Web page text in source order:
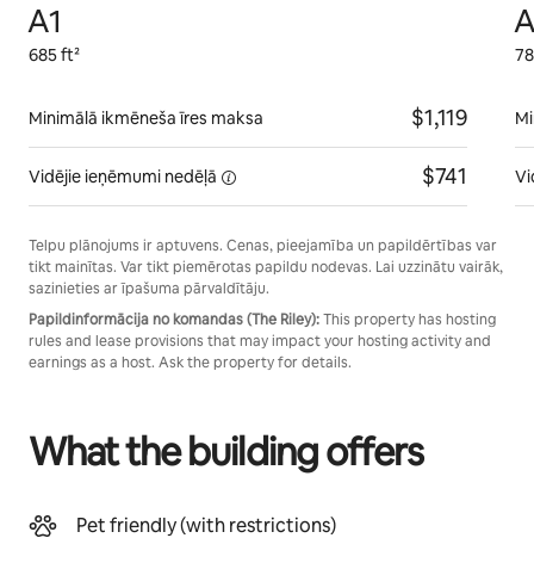
A1
685 ft²
Minimālā ikmēneša īres maksa $1,119
Vidējie ieņēmumi nedēļā $741
Telpu plānojums ir aptuvens. Cenas, pieejamība un papildērtības var
tikt mainītas. Var tikt piemērotas papildu nodevas. Lai uzzinātu vairāk,
sazinieties ar īpašuma pārvaldītāju.
Papildinformācija no komandas (The Riley):This property has hosting
rules and lease provisions that may impact your hosting activity and
earnings as a host. Ask the property for details.
What the building offers
Pet friendly (with restrictions)